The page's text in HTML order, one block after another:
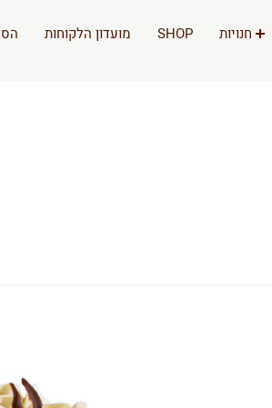
חנויות SHOP מועדון הלקוחות